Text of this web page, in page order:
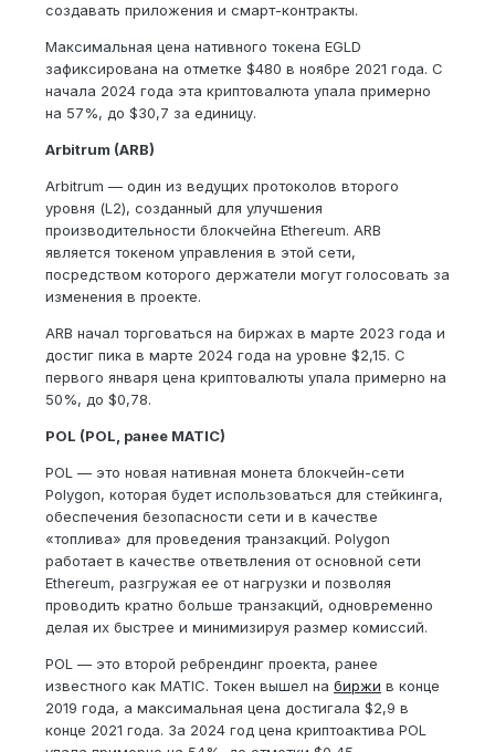
создавать приложения и смарт-контракты.
Максимальная цена нативного токена EGLD
зафиксирована на отметке $480 в ноябре 2021 года. С
начала 2024 года эта криптовалюта упала примерно
на 57%, до $30,7 за единицу.
Arbitrum (ARB)
Arbitrum — один из ведущих протоколов второго
уровня (L2), созданный для улучшения
производительности блокчейна Ethereum. ARB
является токеном управления в этой сети,
посредством которого держатели могут голосовать за
изменения в проекте.
ARB начал торговаться на биржах в марте 2023 года и
достиг пика в марте 2024 года на уровне $2,15. С
первого января цена криптовалюты упала примерно на
50%, до $0,78.
POL (POL, ранее MATIC)
POL — это новая нативная монета блокчейн-сети
Polygon, которая будет использоваться для стейкинга,
обеспечения безопасности сети и в качестве
«топлива» для проведения транзакций. Polygon
работает в качестве ответвления от основной сети
Ethereum, разгружая ее от нагрузки и позволяя
проводить кратно больше транзакций, одновременно
делая их быстрее и минимизируя размер комиссий.
POL — это второй ребрендинг проекта, ранее
известного как MATIC. Токен вышел на биржи в конце
2019 года, а максимальная цена достигала $2,9 в
конце 2021 года. За 2024 год цена криптоактива POL